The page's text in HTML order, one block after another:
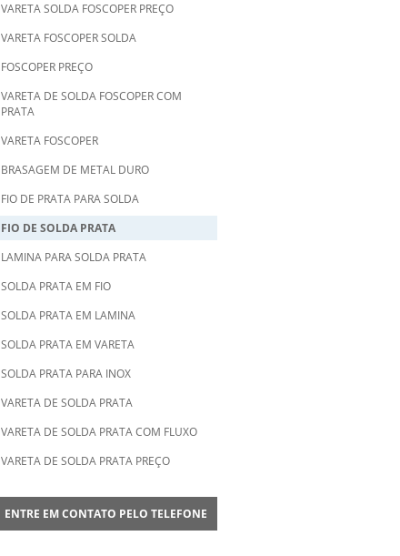
VARETA SOLDA FOSCOPER PREÇO
VARETA FOSCOPER SOLDA
FOSCOPER PREÇO
VARETA DE SOLDA FOSCOPER COM
PRATA
VARETA FOSCOPER
BRASAGEM DE METAL DURO
FIO DE PRATA PARA SOLDA
FIO DE SOLDA PRATA
LAMINA PARA SOLDA PRATA
SOLDA PRATA EM FIO
SOLDA PRATA EM LAMINA
SOLDA PRATA EM VARETA
SOLDA PRATA PARA INOX
VARETA DE SOLDA PRATA
VARETA DE SOLDA PRATA COM FLUXO
VARETA DE SOLDA PRATA PREÇO
VARETA DE LATÃO PARA SOLDA
ENTRE EM CONTATO PELO TELEFONE